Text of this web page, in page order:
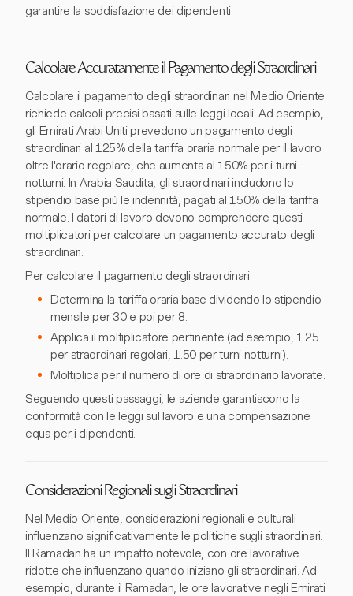
garantire la soddisfazione dei dipendenti.
Calcolare Accuratamente il Pagamento degli Straordinari
Calcolare il pagamento degli straordinari nel Medio Oriente
richiede calcoli precisi basati sulle leggi locali. Ad esempio,
gli Emirati Arabi Uniti prevedono un pagamento degli
straordinari al 125% della tariffa oraria normale per il lavoro
oltre l'orario regolare, che aumenta al 150% per i turni
notturni. In Arabia Saudita, gli straordinari includono lo
stipendio base più le indennità, pagati al 150% della tariffa
normale. I datori di lavoro devono comprendere questi
moltiplicatori per calcolare un pagamento accurato degli
straordinari.
Per calcolare il pagamento degli straordinari:
Determina la tariffa oraria base dividendo lo stipendio
mensile per 30 e poi per 8.
Applica il moltiplicatore pertinente (ad esempio, 1.25
per straordinari regolari, 1.50 per turni notturni).
Moltiplica per il numero di ore di straordinario lavorate.
Seguendo questi passaggi, le aziende garantiscono la
conformità con le leggi sul lavoro e una compensazione
equa per i dipendenti.
Considerazioni Regionali sugli Straordinari
Nel Medio Oriente, considerazioni regionali e culturali
influenzano significativamente le politiche sugli straordinari.
Il Ramadan ha un impatto notevole, con ore lavorative
ridotte che influenzano quando iniziano gli straordinari. Ad
esempio, durante il Ramadan, le ore lavorative negli Emirati